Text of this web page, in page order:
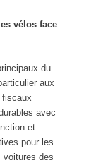
vélos face
du
aux
fiscaux
avec
et
pour les
voitures des